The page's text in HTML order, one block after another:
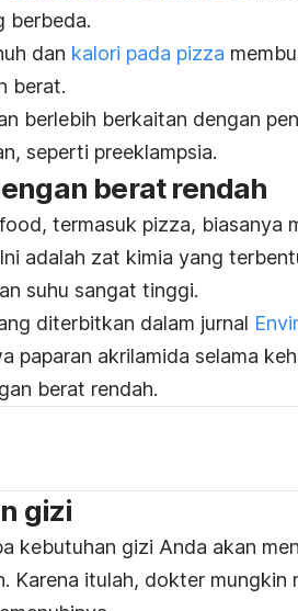
berbeda.
dan kalori pada pizza
berat.
berlebih berkaitan dengan
seperti preeklampsia.
berat rendah
termasuk pizza, biasanya
adalah zat kimia yang
suhu sangat tinggi.
diterbitkan dalam jurnal
paparan akrilamida selama
berat rendah.
gizi
kebutuhan gizi Anda akan
Karena itulah, dokter mungkin